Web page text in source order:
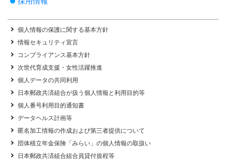
個人情報の保護に関する基本方針
情報セキュリティ宣言
コンプライアンス基本方針
次世代育成支援・女性活躍推進
個人データの共同利用
日本郵政共済組合が扱う個人情報と利用目的等
個人番号利用目的通知書
データヘルス計画等
匿名加工情報の作成および第三者提供について
団体積立年金保険「みらい」の個人情報の取扱い
日本郵政共済組合組合員貸付規程等